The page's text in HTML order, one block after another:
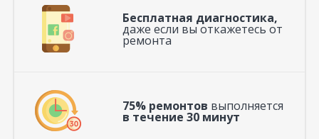
Бесплатная диагностика,
даже если вы откажетесь от
ремонта
75% ремонтов выполняется
в течение 30 минут